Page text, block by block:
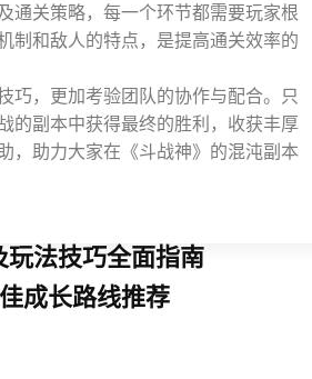
通关策略，每一个环节都需要玩家根
制和敌人的特点，是提高通关效率的
巧，更加考验团队的协作与配合。只
的副本中获得最终的胜利，收获丰厚
，助力大家在《斗战神》的混沌副本
法技巧全面指南
成长路线推荐